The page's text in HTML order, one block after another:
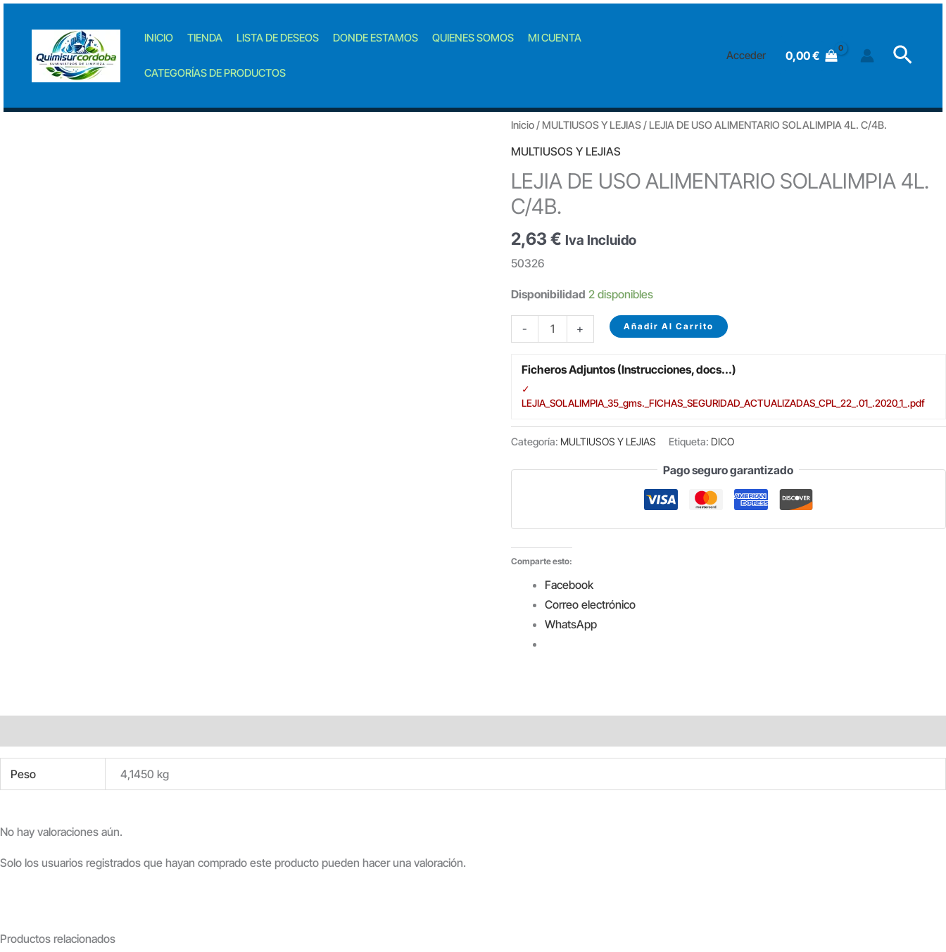
content
INICIO TIENDA LISTA DE DESEOS DONDE ESTAMOS QUIENES SOMOS MI CUENTA
CATEGORÍAS DE PRODUCTOS
Acceder 0,00€
Inicio/ MULTIUSOS Y LEJIAS/ LEJIA DE USO ALIMENTARIO SOLALIMPIA 4L. C/4B.
MULTIUSOS Y LEJIAS
LEJIA DE USO ALIMENTARIO SOLALIMPIA 4L.
C/4B.
2,63 € Iva Incluido
50326
Disponibilidad 2 disponibles
-
DE
USO
ALIMENTARIO
SOLALIMPIA
C/4B.
+ Añadir Al Carrito
Ficheros Adjuntos (Instrucciones, docs...)
✓
LEJIA_SOLALIMPIA_35_gms._FICHAS_SEGURIDAD_ACTUALIZADAS_CPL_22_.01_.2020_1_.pdf
Categoría: MULTIUSOS Y LEJIAS Etiqueta: DICO
Pago seguro garantizado
Comparte esto:
Facebook
Correo electrónico
WhatsApp
Peso 4,1450 kg
No hay valoraciones aún.
Solo los usuarios registrados que hayan comprado este producto pueden hacer una valoración.
Productos relacionados
SOLALIMPIA
cantidad